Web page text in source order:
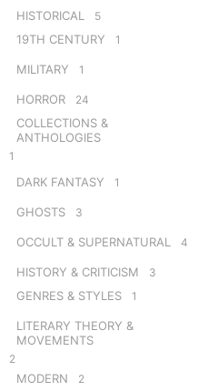
HISTORICAL 5
19TH CENTURY 1
MILITARY 1
HORROR 24
COLLECTIONS &
ANTHOLOGIES
1
DARK FANTASY 1
GHOSTS 3
OCCULT & SUPERNATURAL 4
HISTORY & CRITICISM 3
GENRES & STYLES 1
LITERARY THEORY &
MOVEMENTS
2
MODERN 2